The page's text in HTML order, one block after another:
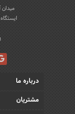
درباره ما
مشتریان